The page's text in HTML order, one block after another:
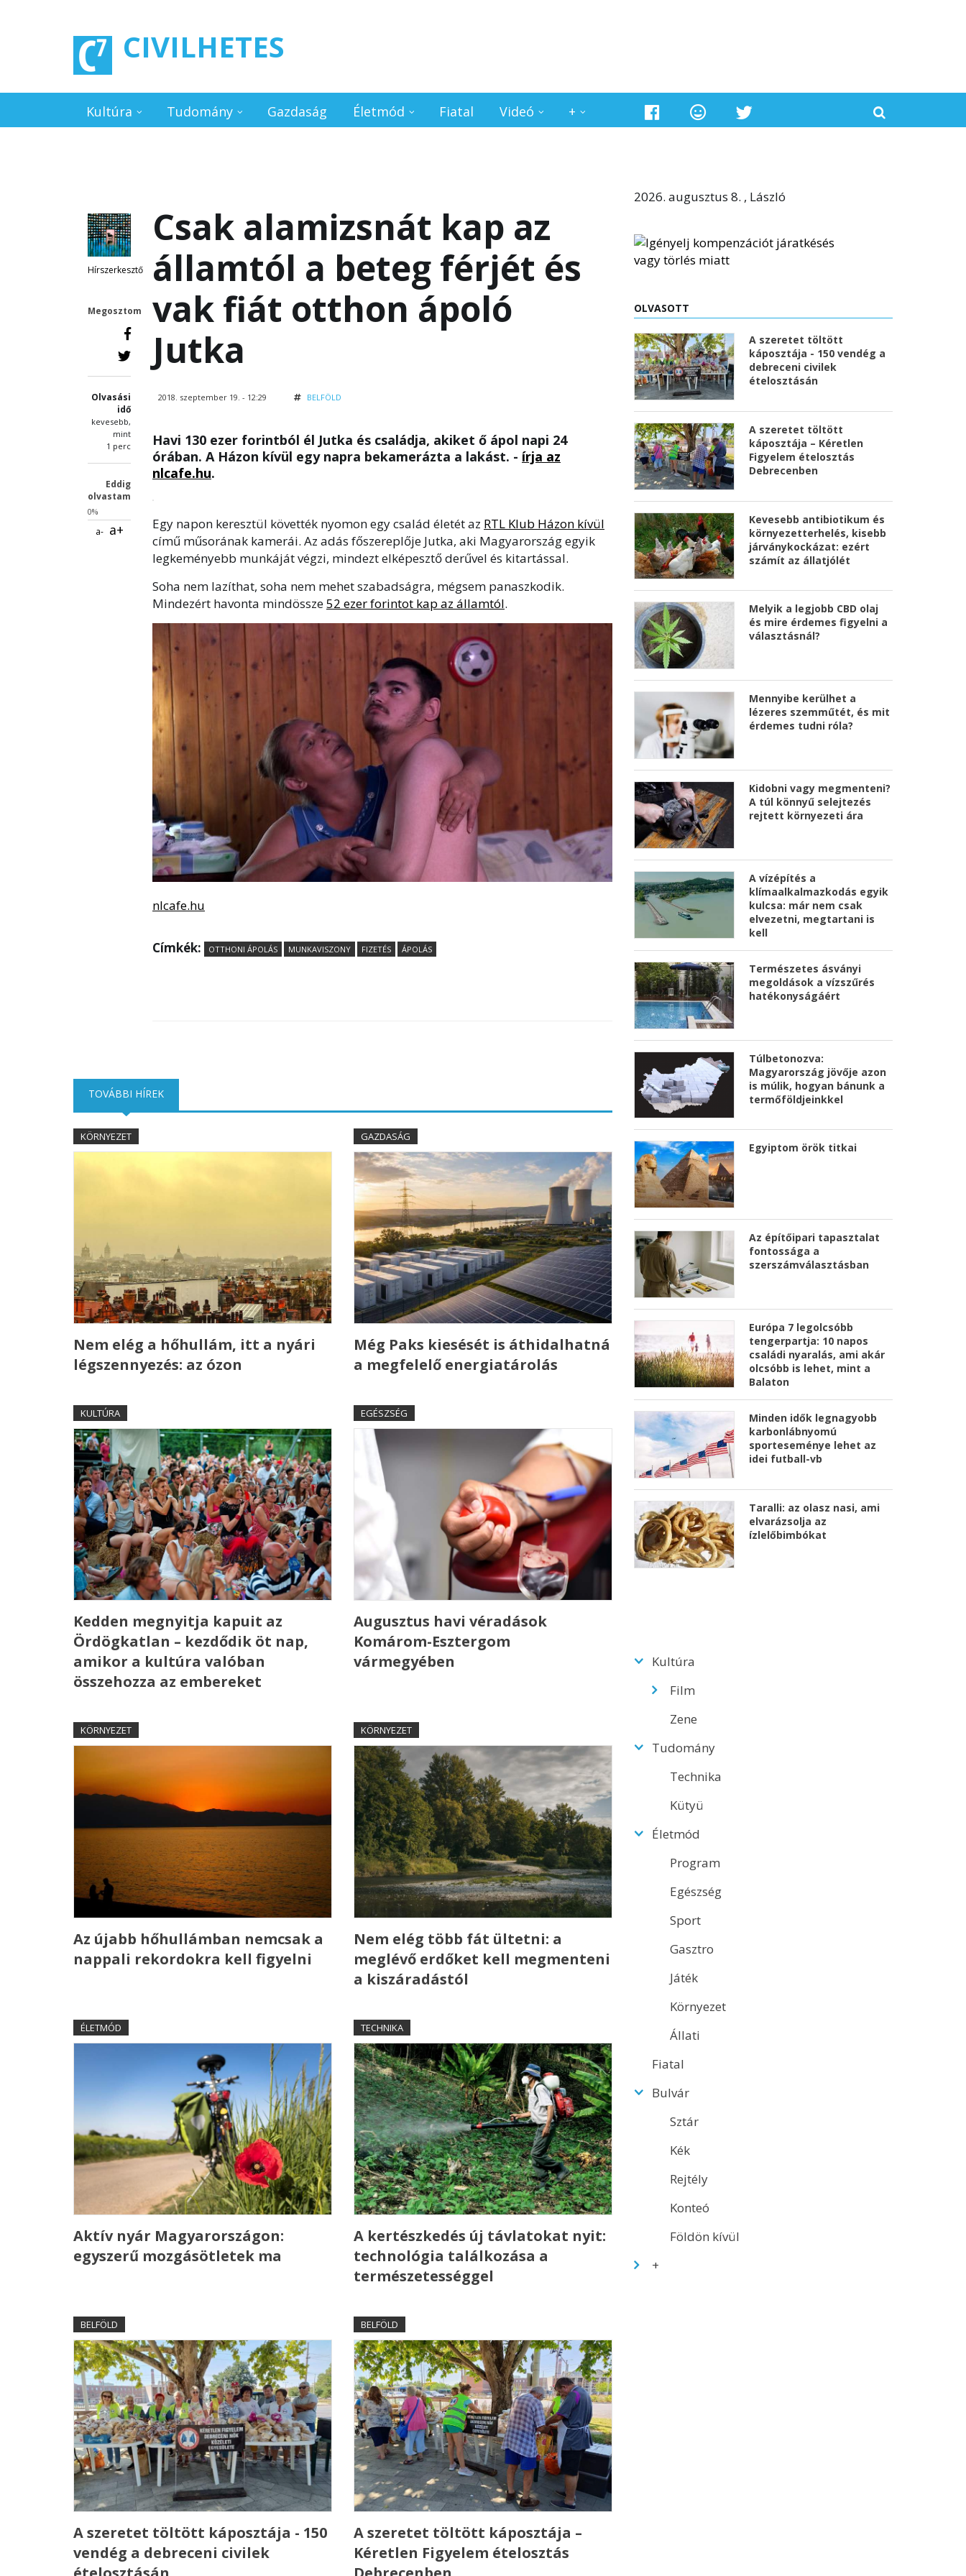
CIVILHETES
Kultúra Tudomány Gazdaság Életmód Fiatal Videó +
Hírszerkesztő
Megosztom
Olvasási
idő
kevesebb,
mint
1 perc
Eddig
olvastam
0%
a- a+
Csak alamizsnát kap az
államtól a beteg férjét és
vak fiát otthon ápoló
Jutka
2018. szeptember 19. - 12:29 BELFÖLD
Havi 130 ezer forintból él Jutka és családja, akiket ő ápol napi 24
órában. A Házon kívül egy napra bekamerázta a lakást. - írja az
nlcafe.hu.
Egy napon keresztül követték nyomon egy család életét az RTL Klub Házon kívül
című műsorának kamerái. Az adás főszereplője Jutka, aki Magyarország egyik
legkeményebb munkáját végzi, mindezt elképesztő derűvel és kitartással.
Soha nem lazíthat, soha nem mehet szabadságra, mégsem panaszkodik.
Mindezért havonta mindössze52 ezer forintot kap az államtól.
nlcafe.hu
Címkék: OTTHONI ÁPOLÁS MUNKAVISZONY FIZETÉS ÁPOLÁS
TOVÁBBI HÍREK
KÖRNYEZET
Nem elég a hőhullám, itt a nyári
légszennyezés: az ózon
GAZDASÁG
Még Paks kiesését is áthidalhatná
a megfelelő energiatárolás
KULTÚRA
Kedden megnyitja kapuit az
Ördögkatlan – kezdődik öt nap,
amikor a kultúra valóban
összehozza az embereket
EGÉSZSÉG
Augusztus havi véradások
Komárom-Esztergom
vármegyében
KÖRNYEZET
Az újabb hőhullámban nemcsak a
nappali rekordokra kell figyelni
KÖRNYEZET
Nem elég több fát ültetni: a
meglévő erdőket kell megmenteni
a kiszáradástól
ÉLETMÓD
Aktív nyár Magyarországon:
egyszerű mozgásötletek ma
TECHNIKA
A kertészkedés új távlatokat nyit:
technológia találkozása a
természetességgel
BELFÖLD
A szeretet töltött káposztája - 150
vendég a debreceni civilek
BELFÖLD
A szeretet töltött káposztája –
Kéretlen Figyelem ételosztás
2026. augusztus 8. , László
OLVASOTT
A szeretet töltött
káposztája - 150 vendég a
debreceni civilek
ételosztásán
A szeretet töltött
káposztája – Kéretlen
Figyelem ételosztás
Debrecenben
Kevesebb antibiotikum és
környezetterhelés, kisebb
járványkockázat: ezért
számít az állatjólét
Melyik a legjobb CBD olaj
és mire érdemes figyelni a
választásnál?
Mennyibe kerülhet a
lézeres szemműtét, és mit
érdemes tudni róla?
Kidobni vagy megmenteni?
A túl könnyű selejtezés
rejtett környezeti ára
A vízépítés a
klímaalkalmazkodás egyik
kulcsa: már nem csak
elvezetni, megtartani is
kell
Természetes ásványi
megoldások a vízszűrés
hatékonyságáért
Túlbetonozva:
Magyarország jövője azon
is múlik, hogyan bánunk a
termőföldjeinkkel
Egyiptom örök titkai
Az építőipari tapasztalat
fontossága a
szerszámválasztásban
Európa 7 legolcsóbb
tengerpartja: 10 napos
családi nyaralás, ami akár
olcsóbb is lehet, mint a
Balaton
Minden idők legnagyobb
karbonlábnyomú
sporteseménye lehet az
idei futball-vb
Taralli: az olasz nasi, ami
elvarázsolja az
ízlelőbimbókat
Kultúra
Film
Zene
Tudomány
Technika
Kütyü
Életmód
Program
Egészség
Sport
Gasztro
Játék
Környezet
Állati
Fiatal
Bulvár
Sztár
Kék
Rejtély
Konteó
Földön kívül
+